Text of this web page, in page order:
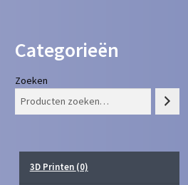
Categorieën
Zoeken
3D Printen (0)